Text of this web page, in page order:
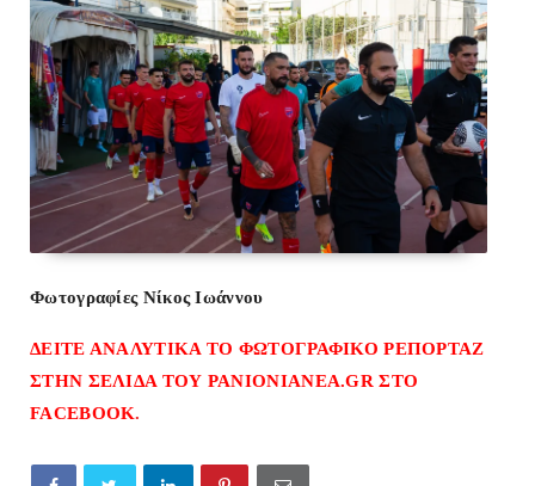
Φωτογραφίες Νίκος Ιωάννου
ΔΕΙΤΕ ΑΝΑΛΥΤΙΚΑ ΤΟ ΦΩΤΟΓΡΑΦΙΚΟ ΡΕΠΟΡΤΑΖ
ΣΤΗΝ ΣΕΛΙΔΑ ΤΟΥ PANIONIANEA.GR ΣΤΟ
FACEBOOK.